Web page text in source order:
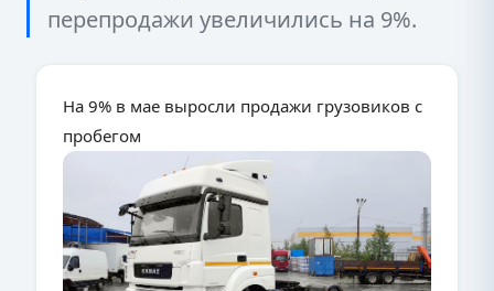
перепродажи увеличились на 9%.
На 9% в мае выросли продажи грузовиков с
пробегом